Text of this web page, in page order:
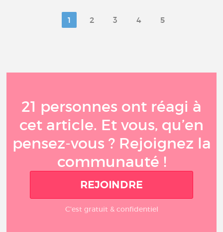
1 2 3 4 5
21 personnes ont réagi à
cet article. Et vous, qu’en
pensez-vous ? Rejoignez la
communauté !
REJOINDRE
C'est gratuit & confidentiel